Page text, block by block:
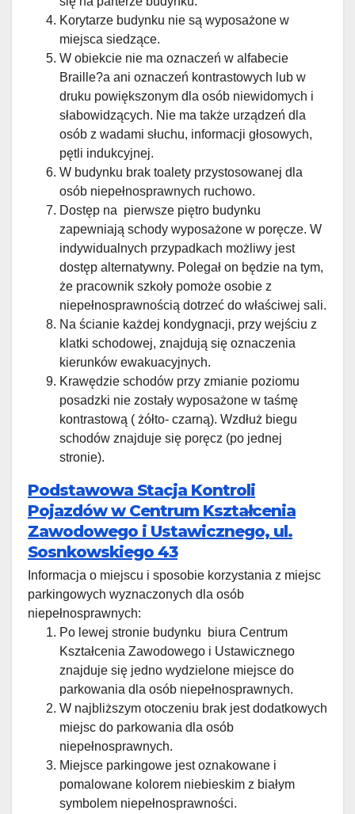
Korytarze budynku nie są wyposażone w
miejsca siedzące.
W obiekcie nie ma oznaczeń w alfabecie
Braille?a ani oznaczeń kontrastowych lub w
druku powiększonym dla osób niewidomych i
słabowidzących. Nie ma także urządzeń dla
osób z wadami słuchu, informacji głosowych,
pętli indukcyjnej.
W budynku brak toalety przystosowanej dla
osób niepełnosprawnych ruchowo.
Dostęp na pierwsze piętro budynku
zapewniają schody wyposażone w poręcze. W
indywidualnych przypadkach możliwy jest
dostęp alternatywny. Polegał on będzie na tym,
że pracownik szkoły pomoże osobie z
niepełnosprawnością dotrzeć do właściwej sali.
Na ścianie każdej kondygnacji, przy wejściu z
klatki schodowej, znajdują się oznaczenia
kierunków ewakuacyjnych.
Krawędzie schodów przy zmianie poziomu
posadzki nie zostały wyposażone w taśmę
kontrastową ( żółto- czarną). Wzdłuż biegu
schodów znajduje się poręcz (po jednej
stronie).
Podstawowa Stacja Kontroli
Pojazdów w Centrum Kształcenia
Zawodowego i Ustawicznego, ul.
Sosnkowskiego 43
Informacja o miejscu i sposobie korzystania z miejsc
parkingowych wyznaczonych dla osób
niepełnosprawnych:
Po lewej stronie budynku biura Centrum
Kształcenia Zawodowego i Ustawicznego
znajduje się jedno wydzielone miejsce do
parkowania dla osób niepełnosprawnych.
W najbliższym otoczeniu brak jest dodatkowych
miejsc do parkowania dla osób
niepełnosprawnych.
Miejsce parkingowe jest oznakowane i
pomalowane kolorem niebieskim z białym
symbolem niepełnosprawności.